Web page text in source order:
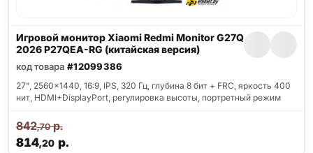
Игровой монитор Xiaomi Redmi Monitor G27Q
2026 P27QEA-RG (китайская версия)
код товара #12099386
27", 2560x1440, 16:9, IPS, 320 Гц, глубина 8 бит + FRC, яркость 400
нит, HDMI+DisplayPort, регулировка высоты, портретный режим
814,20р.
842,70р.